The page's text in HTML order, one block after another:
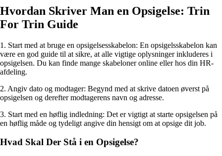
Hvordan Skriver Man en Opsigelse: Trin
For Trin Guide
1. Start med at bruge en opsigelsesskabelon: En opsigelsskabelon kan
være en god guide til at sikre, at alle vigtige oplysninger inkluderes i
opsigelsen. Du kan finde mange skabeloner online eller hos din HR-
afdeling.
2. Angiv dato og modtager: Begynd med at skrive datoen øverst på
opsigelsen og derefter modtagerens navn og adresse.
3. Start med en høflig indledning: Det er vigtigt at starte opsigelsen på
en høflig måde og tydeligt angive din hensigt om at opsige dit job.
Hvad Skal Der Stå i en Opsigelse?